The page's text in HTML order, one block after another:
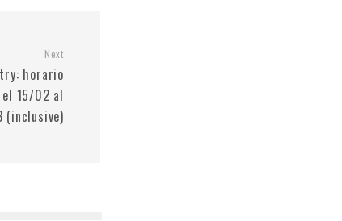
Next
horario
15/02 al